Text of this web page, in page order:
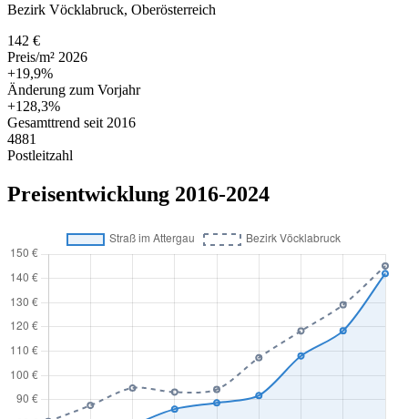
Bezirk Vöcklabruck, Oberösterreich
142 €
Preis/m² 2026
+19,9%
Änderung zum Vorjahr
+128,3%
Gesamttrend seit 2016
4881
Postleitzahl
Preisentwicklung 2016-2024